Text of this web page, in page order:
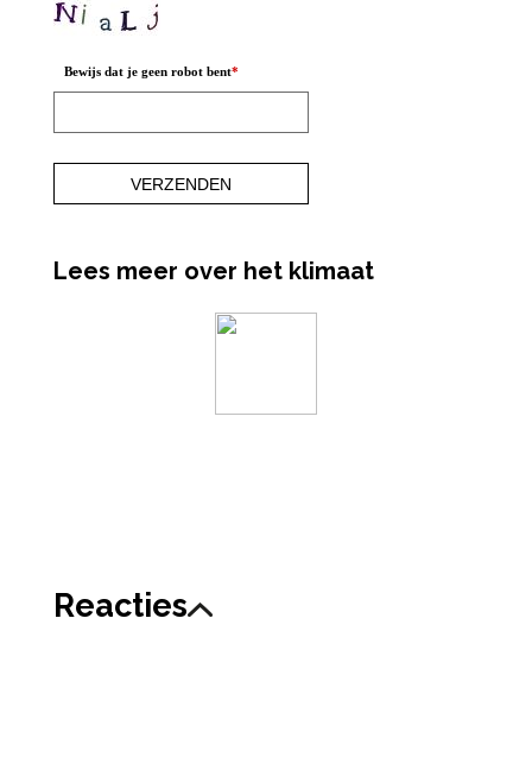
Bewijs dat je geen robot bent*
Lees meer over het klimaat
Reacties